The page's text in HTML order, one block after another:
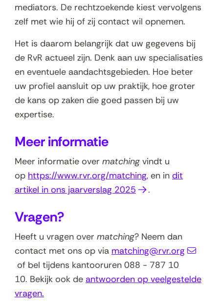
mediators. De rechtzoekende kiest vervolgens
zelf met wie hij of zij contact wil opnemen.
Het is daarom belangrijk dat uw gegevens bij
de RvR actueel zijn. Denk aan uw specialisaties
en eventuele aandachtsgebieden. Hoe beter
uw profiel aansluit op uw praktijk, hoe groter
de kans op zaken die goed passen bij uw
expertise.
Meer informatie
Meer informatie over matching vindt u
op https://www.rvr.org/matching, en in dit
artikel in ons jaarverslag 2025 (
e
n
t
.
Vragen?
Heeft u vragen over matching? Neem dan
contact met ons op via matching@rvr.org
of bel tijdens kantooruren 088 - 787 10
10. Bekijk ook de antwoorden op veelgestelde
vragen.